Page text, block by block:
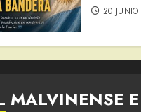
20
MALVINENSE